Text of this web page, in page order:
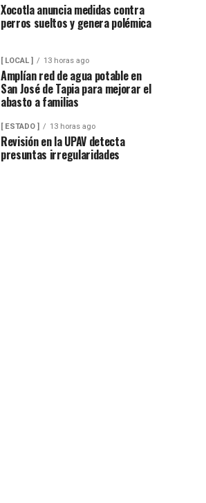
Xocotla anuncia medidas contra
perros sueltos y genera polémica
[ LOCAL ] 13 horas ago
Amplían red de agua potable en
San José de Tapia para mejorar el
abasto a familias
[ ESTADO ] 13 horas ago
Revisión en la UPAV detecta
presuntas irregularidades